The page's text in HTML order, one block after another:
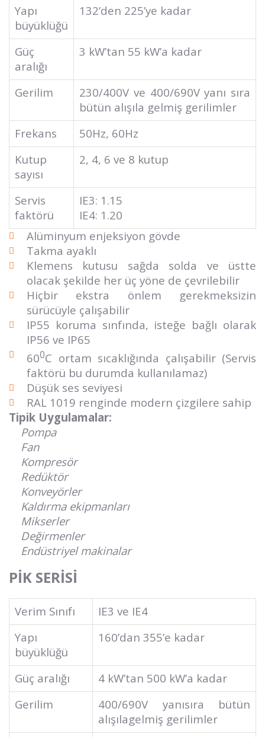
Yapı
büyüklüğü
132’den 225’ye kadar
Güç
aralığı
3 kW’tan 55 kW’a kadar
Gerilim
230/400V ve 400/690V yanı sıra
bütün alışıla gelmiş gerilimler
Frekans
50Hz, 60Hz
Kutup
sayısı
2, 4, 6 ve 8 kutup
Servis
faktörü
IE3: 1.15
IE4: 1.20
Alüminyum enjeksiyon gövde
Takma ayaklı
Klemens kutusu sağda solda ve üstte
olacak şekilde her üç yöne de çevrilebilir
Hiçbir ekstra önlem gerekmeksizin
sürücüyle çalışabilir
IP55 koruma sınfında, isteğe bağlı olarak
IP56 ve IP65
600C ortam sıcaklığında çalışabilir (Servis
faktörü bu durumda kullanılamaz)
Düşük ses seviyesi
RAL 1019 renginde modern çizgilere sahip
Tipik Uygulamalar:
Pompa
Fan
Kompresör
Redüktör
Konveyörler
Kaldırma ekipmanları
Mikserler
Değirmenler
Endüstriyel makinalar
PİK SERİSİ
Verim Sınıfı
IE3 ve IE4
Yapı
büyüklüğü
160’dan 355’e kadar
Güç aralığı
4 kW’tan 500 kW’a kadar
Gerilim
400/690V yanısıra bütün
alışılagelmiş gerilimler